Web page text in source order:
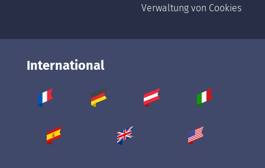
Verwaltung von Cookies
International